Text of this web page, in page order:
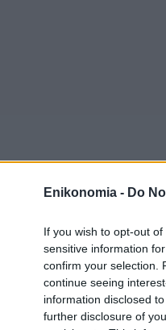
Enikonomia - Do
If you wish to opt-out
sensitive information
confirm your selection.
continue seeing
information disclosed
further disclosure of